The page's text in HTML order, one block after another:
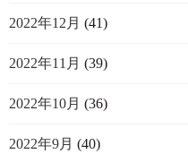
2022年12月 (41)
2022年11月 (39)
2022年10月 (36)
2022年9月 (40)